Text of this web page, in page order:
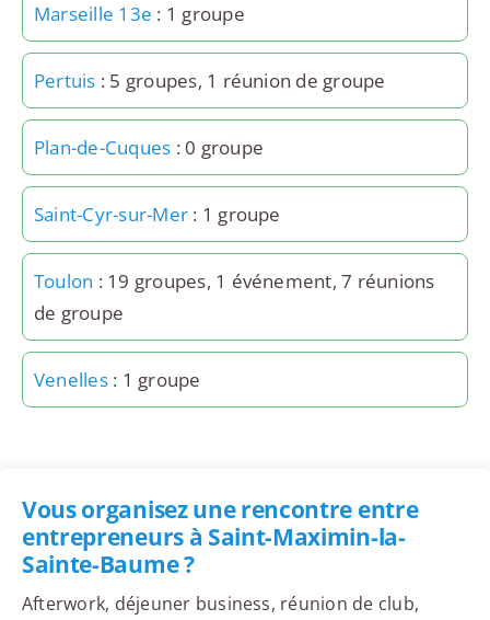
Marseille 13e : 1 groupe
Pertuis : 5 groupes, 1 réunion de groupe
Plan-de-Cuques : 0 groupe
Saint-Cyr-sur-Mer : 1 groupe
Toulon : 19 groupes, 1 événement, 7 réunions
de groupe
Venelles: 1 groupe
Vous organisez une rencontre entre
entrepreneurs à Saint-Maximin-la-
Sainte-Baume ?
Afterwork, déjeuner business, réunion de club,